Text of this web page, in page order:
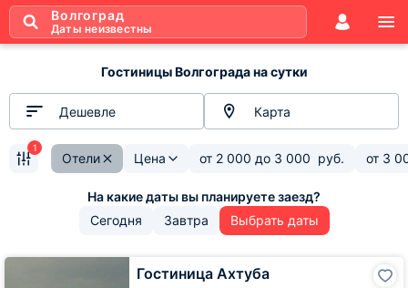
Волгоград
Даты неизвестны
Гостиницы Волгограда на сутки
Дешевле Карта
Отели Цена от 2 000 до 3 000 руб. от 3
1
Сегодня Завтра Выбрать даты
Гостиница Ахтуба
Гостиница